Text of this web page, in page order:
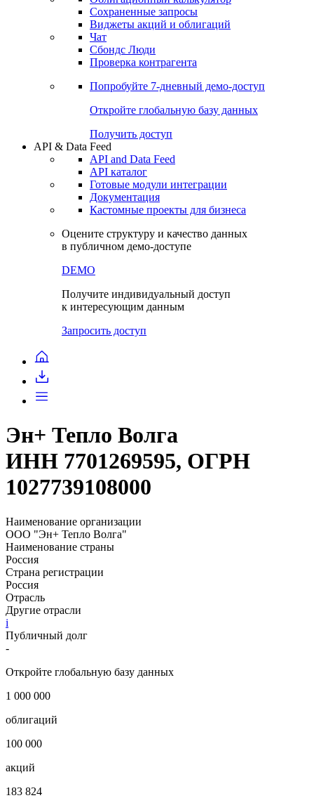
Сохраненные запросы
Виджеты акций и облигаций
Чат
Сбондс Люди
Проверка контрагента
Попробуйте 7-дневный демо-доступ
Откройте глобальную базу данных
Получить доступ
API & Data Feed
API and Data Feed
API каталог
Готовые модули интеграции
Документация
Кастомные проекты для бизнеса
Оцените структуру и качество данных
в публичном демо-доступе
DEMO
Получите индивидуальный доступ
к интересующим данным
Запросить доступ
Эн+ Тепло Волга
ИНН 7701269595, ОГРН
1027739108000
Наименование организации
ООО "Эн+ Тепло Волга"
Наименование страны
Россия
Страна регистрации
Россия
Отрасль
Другие отрасли
i
Публичный долг
-
Откройте глобальную базу данных
1 000 000
облигаций
100 000
акций
183 824